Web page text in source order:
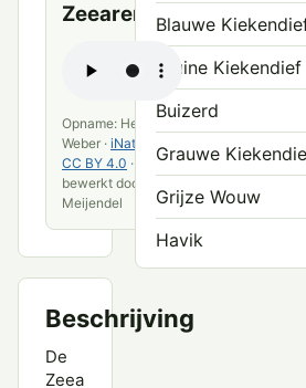
Zeearend
Opname: Heiko
Weber · iNaturalist
CC BY 4.0 ·
bewerkt door VWG
Meijendel
Beschrijving
De
Zeea
Blauwe
Bruine Kiekendief
Buizerd
Grauwe
Grijze Wouw
Havik
Rode Wouw